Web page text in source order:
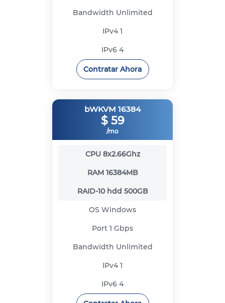
Bandwidth Unlimited
IPv41
IPv6 4
Contratar Ahora
bWKVM 16384
$ 59
/mo
CPU 8x2.66Ghz
RAM 16384MB
RAID-10 hdd 500GB
OS Windows
Port 1 Gbps
Bandwidth Unlimited
IPv41
IPv6 4